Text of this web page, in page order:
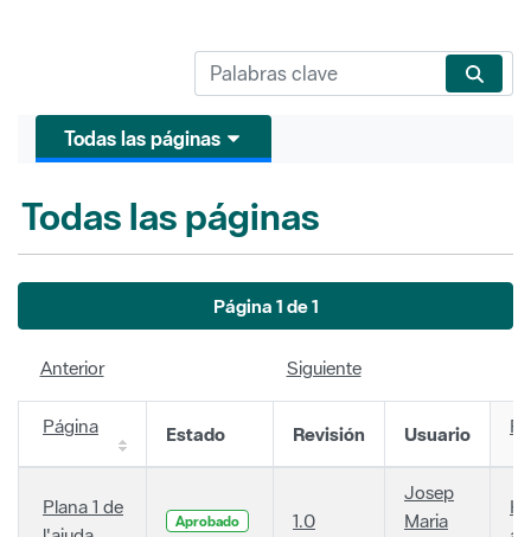
Todas las páginas
Todas las páginas
Página 1 de 1
Anterior Siguiente
Página Estado Revisión Usuario
Plana 1 de
Aprobado 1.0
Josep
Maria